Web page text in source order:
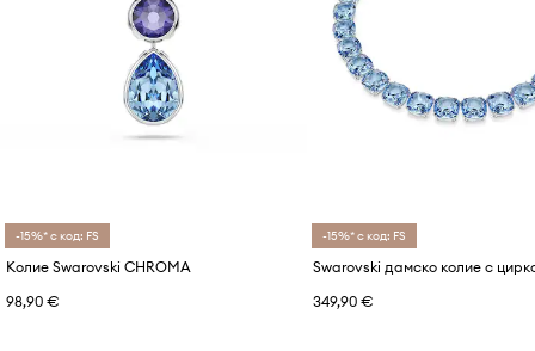
-15%* с код: FS
Колие Swarovski CHROMA
98,90 €
-15%* с код: FS
349,90 €